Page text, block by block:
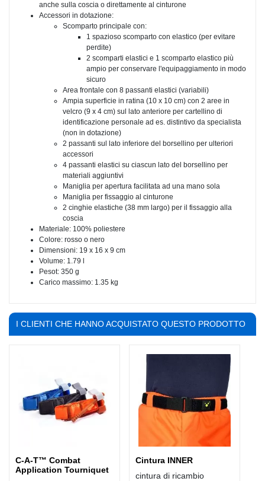
anche sulla coscia o direttamente al cinturone
Accessori in dotazione:
Scomparto principale con:
1 spazioso scomparto con elastico (per evitare
perdite)
2 scomparti elastici e 1 scomparto elastico più
ampio per conservare l'equipaggiamento in modo
sicuro
Area frontale con 8 passanti elastici (variabili)
Ampia superficie in ratina (10 x 10 cm) con 2 aree in
velcro (9 x 4 cm) sul lato anteriore per cartellino di
identificazione personale ad es. distintivo da specialista
(non in dotazione)
2 passanti sul lato inferiore del borsellino per ulteriori
accessori
4 passanti elastici su ciascun lato del borsellino per
materiali aggiuntivi
Maniglia per apertura facilitata ad una mano sola
Maniglia per fissaggio al cinturone
2 cinghie elastiche (38 mm largo) per il fissaggio alla
coscia
Materiale: 100% poliestere
Colore: rosso o nero
Dimensioni: 19 x 16 x 9 cm
Volume: 1.79 l
Pesot: 350 g
Carico massimo: 1.35 kg
I CLIENTI CHE HANNO ACQUISTATO QUESTO PRODOTTO
C-A-T™ Combat
Application Tourniquet
Cintura INNER
cintura di ricambio